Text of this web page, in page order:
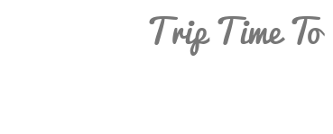
Trip Time To